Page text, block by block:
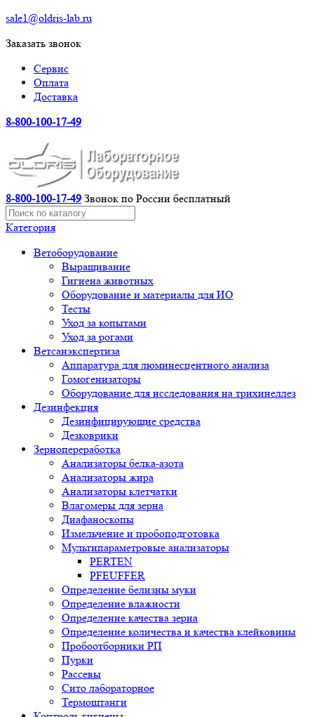
sale1@oldris-lab.ru
Заказать звонок
Сервис
Оплата
Доставка
8-800-100-17-49
8-800-100-17-49 Звонок по России бесплатный
Категория
Ветоборудование
Выращивание
Гигиена животных
Оборудование и материалы для ИО
Тесты
Уход за копытами
Уход за рогами
Ветсанэкспертиза
Аппаратура для люминесцентного анализа
Гомогенизаторы
Оборудование для исследования на трихинеллез
Дезинфекция
Дезинфицирующие средства
Дезковрики
Зернопереработка
Анализаторы белка-азота
Анализаторы жира
Анализаторы клетчатки
Влагомеры для зерна
Диафаноскопы
Измельчение и пробоподготовка
Мультипараметровые анализаторы
PERTEN
PFEUFFER
Определение белизны муки
Определение влажности
Определение качества зерна
Определение количества и качества клейковины
Пробоотборники РП
Пурки
Рассевы
Сито лабораторное
Термоштанги